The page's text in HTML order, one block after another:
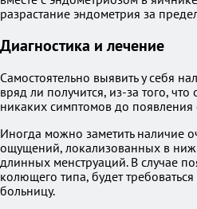
разрастание эндометрия за
Диагностика и лечение
Самостоятельно выявить у себя
вряд ли получится, из-за того,
никаких симптомов до
Иногда можно заметить наличие
ощущений, локализованных в
длинных менструаций. В случае
колющего типа, будет
больницу.